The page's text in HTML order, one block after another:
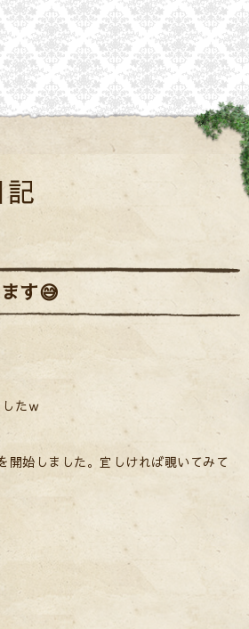
す😅
たｗ
開始しました。宜しければ覗いてみて